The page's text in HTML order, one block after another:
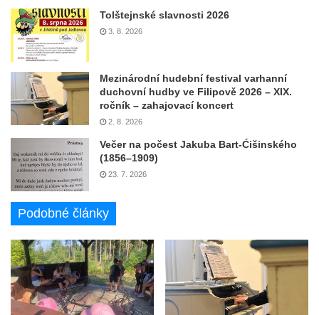
Tolštejnské slavnosti 2026
3. 8. 2026
Mezinárodní hudební festival varhanní
duchovní hudby ve Filipově 2026 – XIX.
ročník – zahajovací koncert
2. 8. 2026
Večer na počest Jakuba Bart-Ćišinského
(1856–1909)
23. 7. 2026
Podobné články